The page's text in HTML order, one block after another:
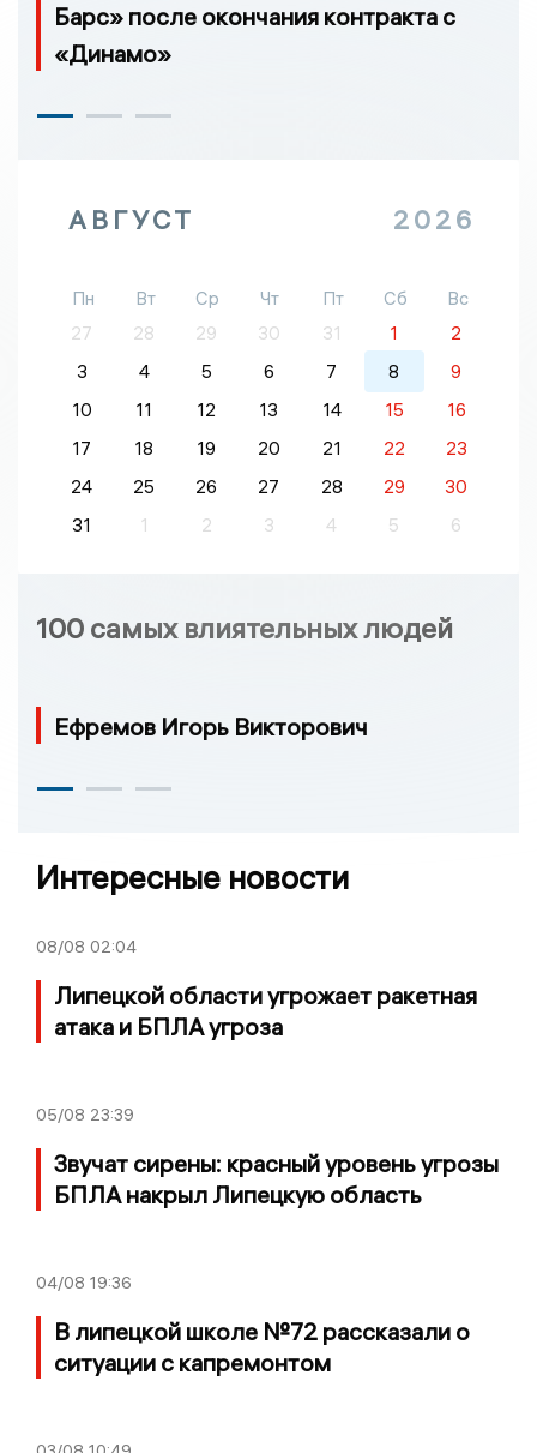
Барс» после окончания контракта с
«Динамо»
АВГУСТ 2026
Пн Вт Ср Чт Пт Сб
Вс
27
28 29 30 31 1
2
3
4 5 6 7 8
9
10
11 12 13 14 15
16
17
18 19 20 21 22
23
24
25 26 27 28 29
30
31
1 2 3 4 5 6
100 самых влиятельных людей
Ефремов Игорь Викторович
Интересные новости
08/08 02:04
Липецкой области угрожает ракетная
атака и БПЛА угроза
05/08 23:39
Звучат сирены: красный уровень угрозы
БПЛА накрыл Липецкую область
04/08 19:36
В липецкой школе №72 рассказали о
ситуации с капремонтом